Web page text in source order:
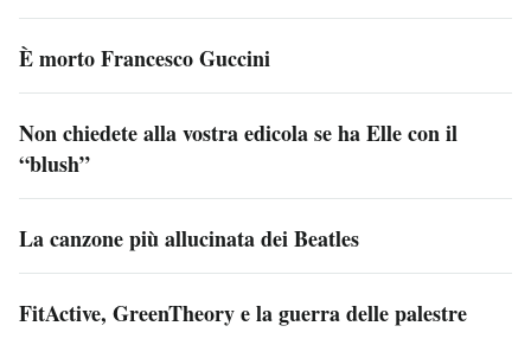
È morto Francesco Guccini
Non chiedete alla vostra edicola se ha Elle con il
“blush”
La canzone più allucinata dei Beatles
FitActive, GreenTheory e la guerra delle palestre